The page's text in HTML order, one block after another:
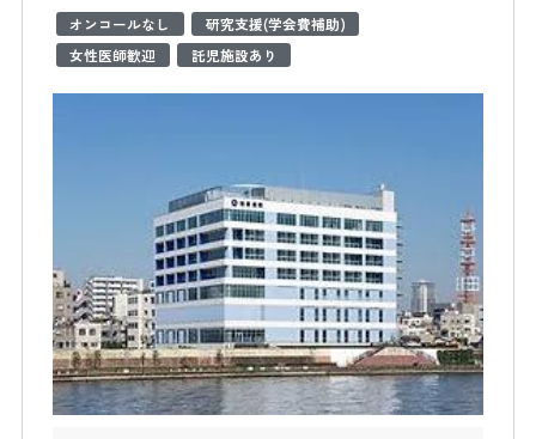
オンコールなし
研究支援(学会費補助)
女性医師歓迎
託児施設あり